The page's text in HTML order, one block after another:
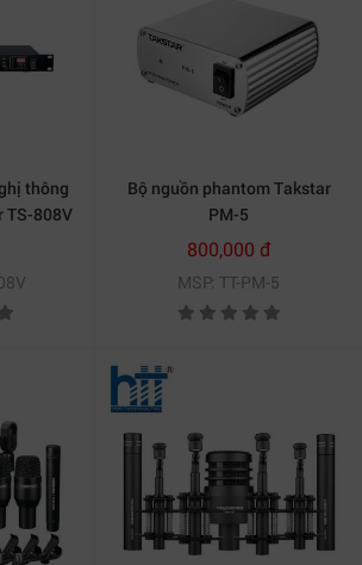
thông
TS-808V
Bộ nguồn phantom Takstar
PM-5
800,000 đ
MSP: TT-PM-5